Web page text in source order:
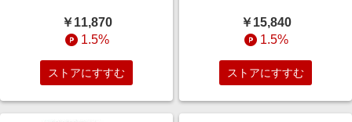
￥11,870
1.5%
ストアにすすむ
￥15,840
1.5%
ストアにすすむ